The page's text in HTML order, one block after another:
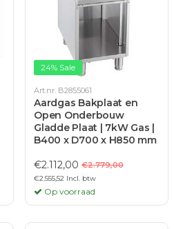
24% Sale
Art.nr. B2855061
Aardgas Bakplaat en
Open Onderbouw
Gladde Plaat | 7kW Gas |
B400 x D700 x H850 mm
€2.112,00 €2.779,00
€2.555,52 Incl. btw
Op voorraad